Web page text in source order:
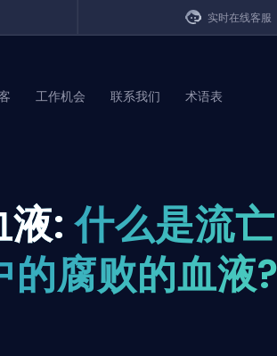
实时在线客服
工作机会 联系我们 术语表
液: 什么是流亡
的腐败的血液?